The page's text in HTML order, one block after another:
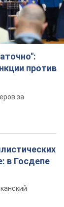
против
за
в Госдепе